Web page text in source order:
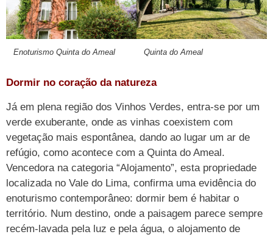
Enoturismo Quinta do Ameal Quinta do Ameal
Dormir no coração da natureza
Já em plena região dos Vinhos Verdes, entra-se por um
verde exuberante, onde as vinhas coexistem com
vegetação mais espontânea, dando ao lugar um ar de
refúgio, como acontece com a Quinta do Ameal.
Vencedora na categoria “Alojamento”, esta propriedade
localizada no Vale do Lima, confirma uma evidência do
enoturismo contemporâneo: dormir bem é habitar o
território. Num destino, onde a paisagem parece sempre
recém-lavada pela luz e pela água, o alojamento de